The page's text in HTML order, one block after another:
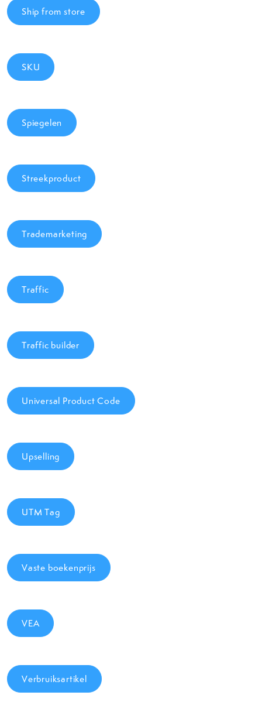
Ship from store
SKU
Spiegelen
Streekproduct
Trademarketing
Traffic
Traffic builder
Universal Product Code
Upselling
UTM Tag
Vaste boekenprijs
VEA
Verbruiksartikel